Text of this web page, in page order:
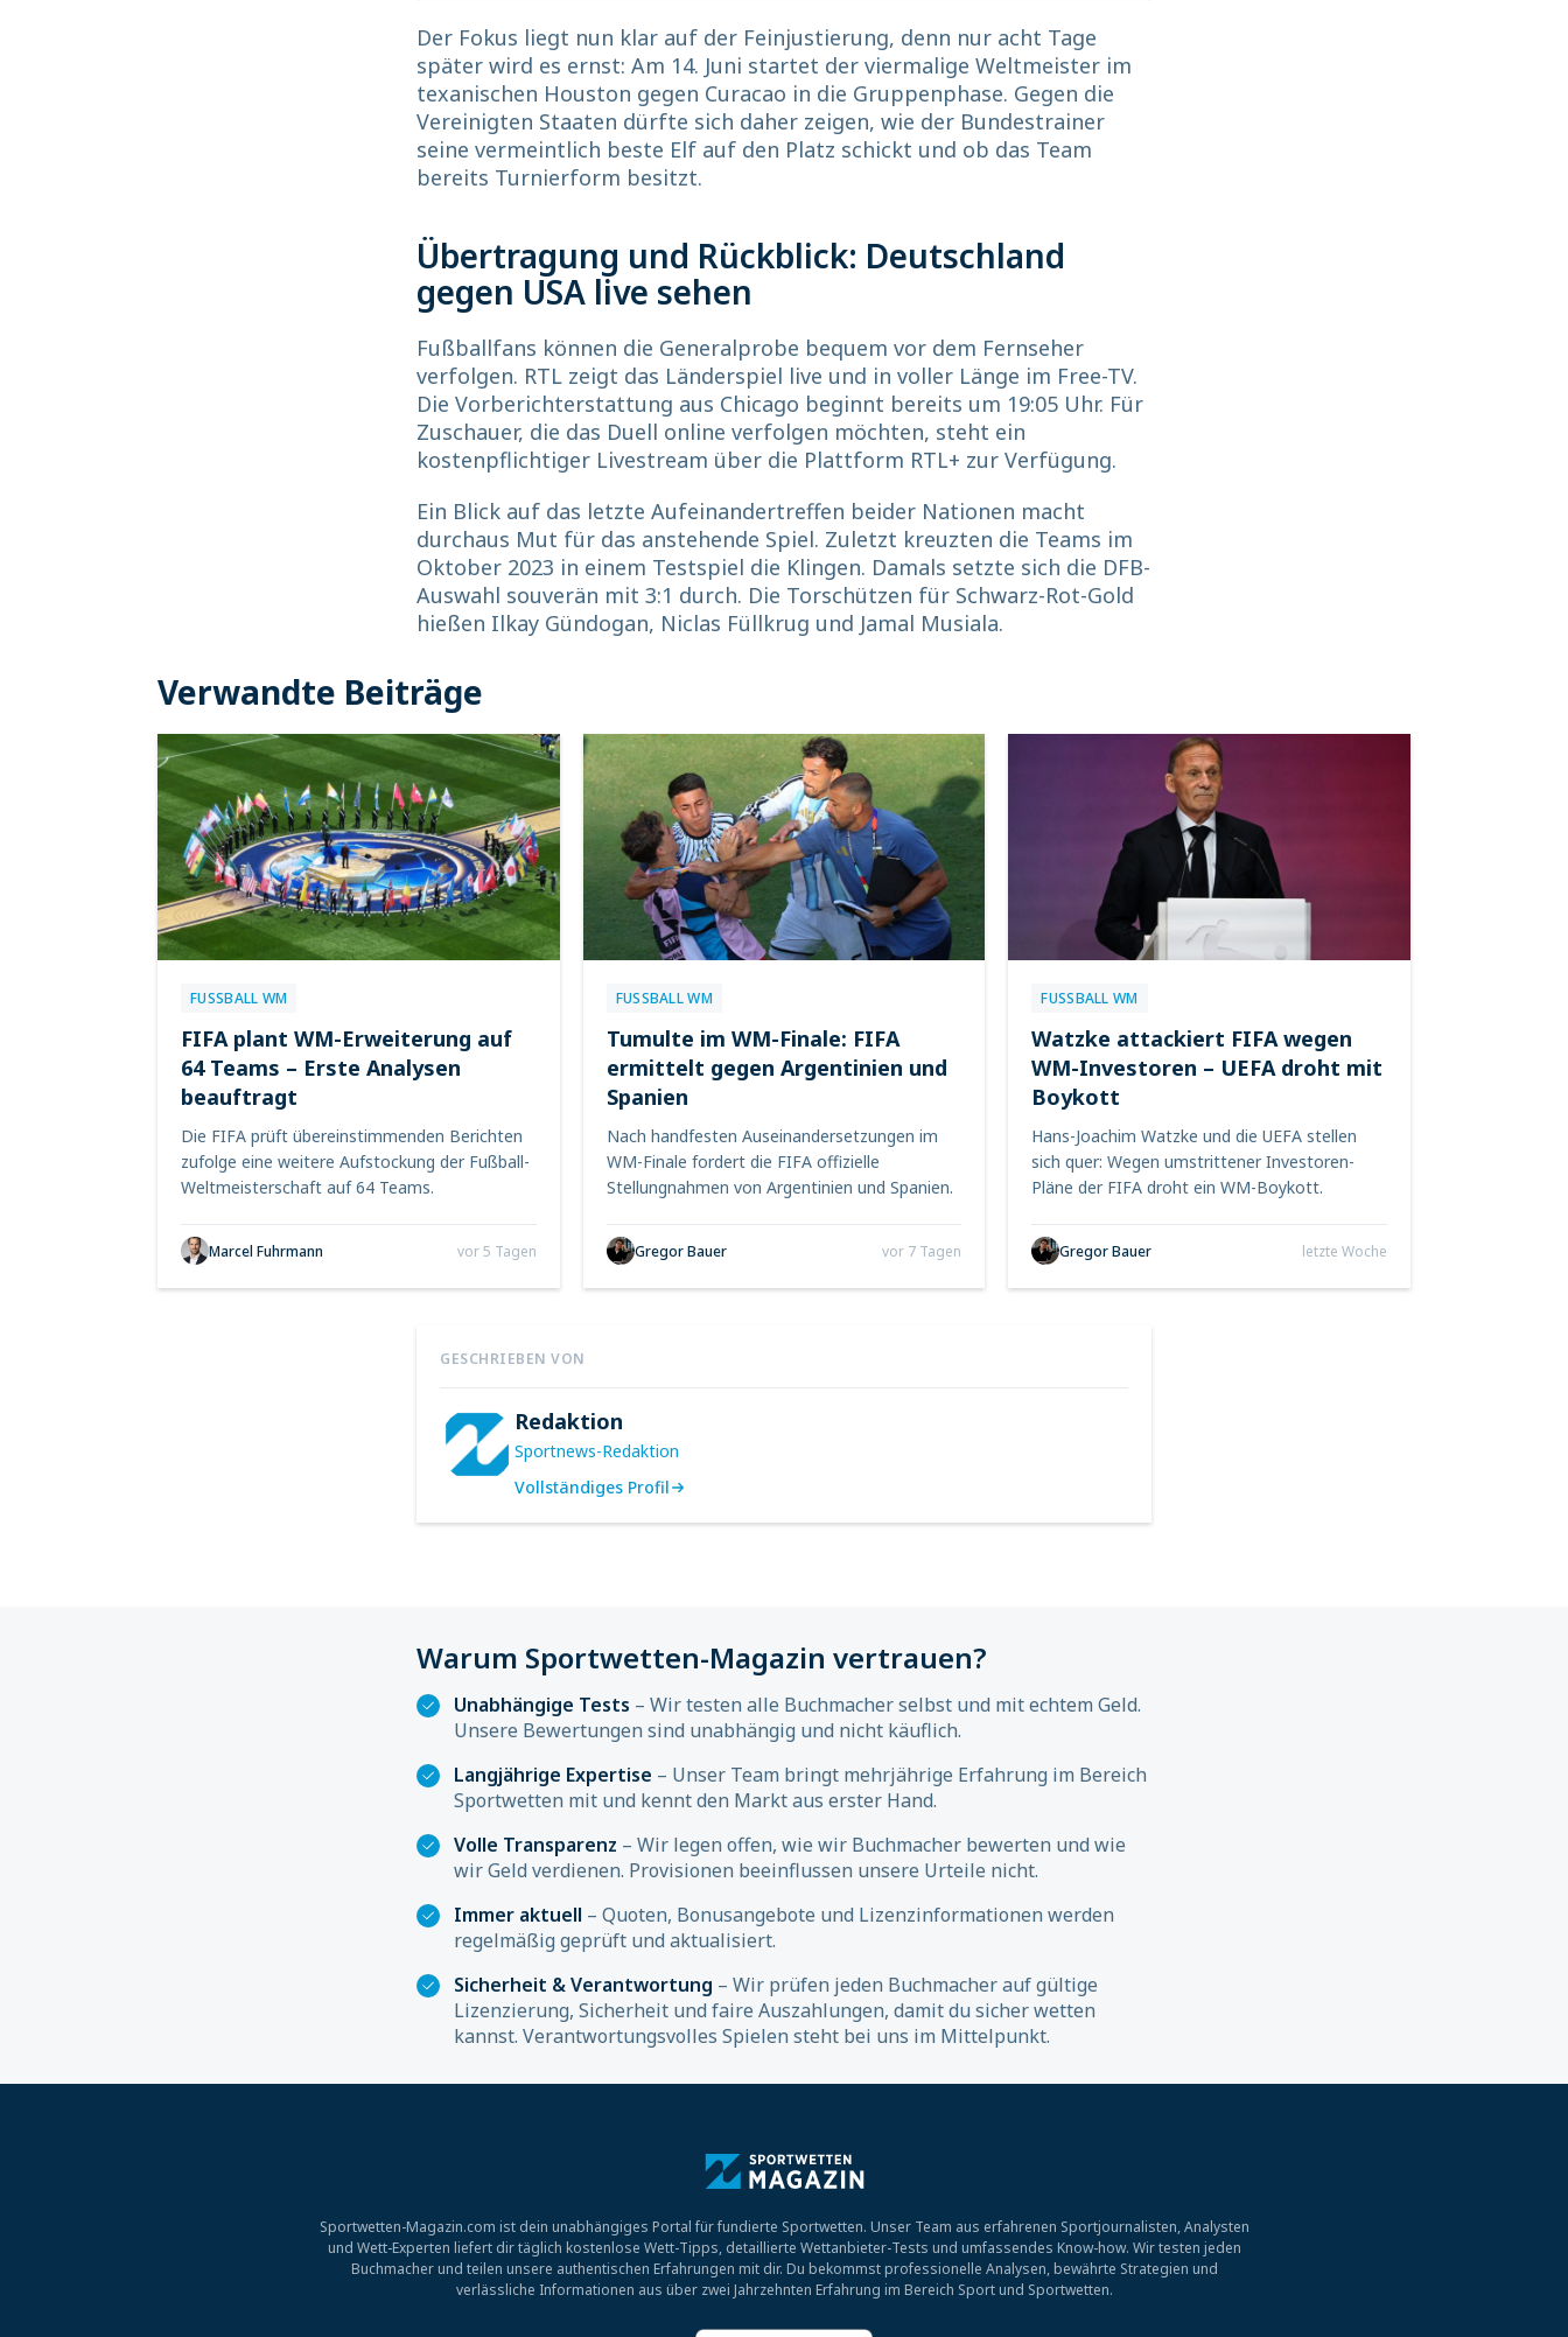
Der Fokus liegt nun klar auf der Feinjustierung, denn nur acht Tage
später wird es ernst: Am 14. Juni startet der viermalige Weltmeister im
texanischen Houston gegen Curacao in die Gruppenphase. Gegen die
Vereinigten Staaten dürfte sich daher zeigen, wie der Bundestrainer
seine vermeintlich beste Elf auf den Platz schickt und ob das Team
bereits Turnierform besitzt.
Übertragung und Rückblick: Deutschland
gegen USA live sehen
Fußballfans können die Generalprobe bequem vor dem Fernseher
verfolgen. RTL zeigt das Länderspiel live und in voller Länge im Free-TV.
Die Vorberichterstattung aus Chicago beginnt bereits um 19:05 Uhr. Für
Zuschauer, die das Duell online verfolgen möchten, steht ein
kostenpflichtiger Livestream über die Plattform RTL+ zur Verfügung.
Ein Blick auf das letzte Aufeinandertreffen beider Nationen macht
durchaus Mut für das anstehende Spiel. Zuletzt kreuzten die Teams im
Oktober 2023 in einem Testspiel die Klingen. Damals setzte sich die DFB-
Auswahl souverän mit 3:1 durch. Die Torschützen für Schwarz-Rot-Gold
hießen Ilkay Gündogan, Niclas Füllkrug und Jamal Musiala.
Verwandte Beiträge
FUSSBALL WM
FIFA plant WM-Erweiterung auf
64 Teams – Erste Analysen
beauftragt
Die FIFA prüft übereinstimmenden Berichten
zufolge eine weitere Aufstockung der Fußball-
Weltmeisterschaft auf 64 Teams.
Marcel Fuhrmann vor 5 Tagen
FUSSBALL WM
Tumulte im WM-Finale: FIFA
ermittelt gegen Argentinien und
Spanien
Nach handfesten Auseinandersetzungen im
WM-Finale fordert die FIFA offizielle
Stellungnahmen von Argentinien und Spanien.
Gregor Bauer vor 7 Tagen
FUSSBALL WM
Watzke attackiert FIFA wegen
WM-Investoren – UEFA droht mit
Boykott
Hans-Joachim Watzke und die UEFA stellen
sich quer: Wegen umstrittener Investoren-
Pläne der FIFA droht ein WM-Boykott.
Gregor Bauer letzte Woche
GESCHRIEBEN VON
Redaktion
Sportnews-Redaktion
Vollständiges Profil
Warum Sportwetten-Magazin vertrauen?
Unabhängige Tests – Wir testen alle Buchmacher selbst und mit echtem Geld.
Unsere Bewertungen sind unabhängig und nicht käuflich.
Langjährige Expertise – Unser Team bringt mehrjährige Erfahrung im Bereich
Sportwetten mit und kennt den Markt aus erster Hand.
Volle Transparenz – Wir legen offen, wie wir Buchmacher bewerten und wie
wir Geld verdienen. Provisionen beeinflussen unsere Urteile nicht.
Immer aktuell – Quoten, Bonusangebote und Lizenzinformationen werden
regelmäßig geprüft und aktualisiert.
Sicherheit & Verantwortung – Wir prüfen jeden Buchmacher auf gültige
Lizenzierung, Sicherheit und faire Auszahlungen, damit du sicher wetten
kannst. Verantwortungsvolles Spielen steht bei uns im Mittelpunkt.
Sportwetten-Magazin.com ist dein unabhängiges Portal für fundierte Sportwetten. Unser Team aus erfahrenen Sportjournalisten, Analysten
und Wett-Experten liefert dir täglich kostenlose Wett-Tipps, detaillierte Wettanbieter-Tests und umfassendes Know-how. Wir testen jeden
Buchmacher und teilen unsere authentischen Erfahrungen mit dir. Du bekommst professionelle Analysen, bewährte Strategien und
verlässliche Informationen aus über zwei Jahrzehnten Erfahrung im Bereich Sport und Sportwetten.